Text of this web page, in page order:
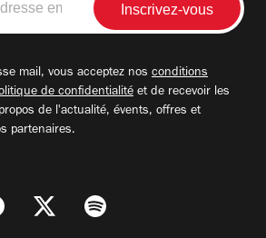
mail, vous acceptez nos conditions
de confidentialité et de recevoir les
de l'actualité, évents, offres et
partenaires.